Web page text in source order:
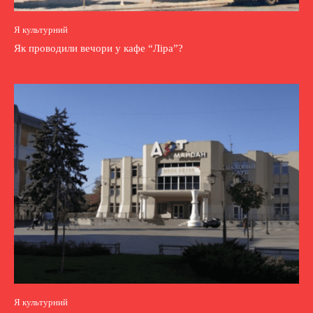
Я культурний
Як проводили вечори у кафе “Ліра”?
Я культурний